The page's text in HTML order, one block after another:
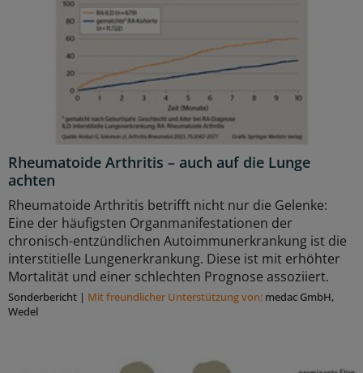
Rheumatoide Arthritis – auch auf die Lunge
achten
Rheumatoide Arthritis betrifft nicht nur die Gelenke:
Eine der häufigsten Organmanifestationen der
chronisch-entzündlichen Autoimmunerkrankung ist die
interstitielle Lungenerkrankung. Diese ist mit erhöhter
Mortalität und einer schlechten Prognose assoziiert.
Sonderbericht | Mit freundlicher Unterstützung von: medac GmbH,
Wedel